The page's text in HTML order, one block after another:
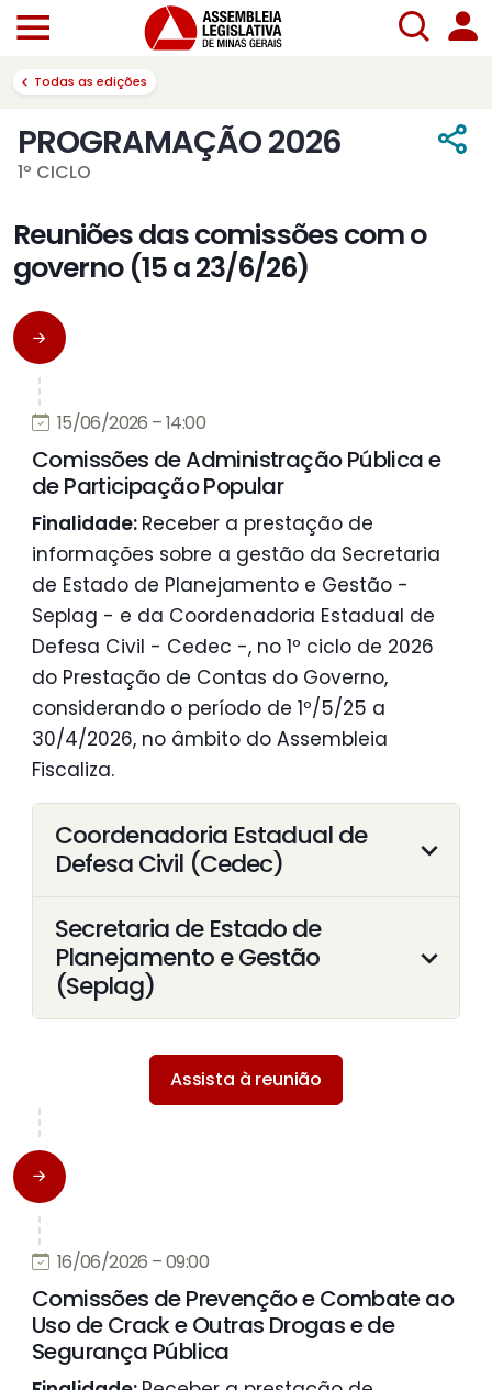
Todas as edições
PROGRAMAÇÃO 2026
1º CICLO
Reuniões das comissões com o
governo (15 a 23/6/26)
15/06/2026 – 14:00
Comissões de Administração Pública e
de Participação Popular
Finalidade: Receber a prestação de
informações sobre a gestão da Secretaria
de Estado de Planejamento e Gestão -
Seplag - e da Coordenadoria Estadual de
Defesa Civil - Cedec -, no 1º ciclo de 2026
do Prestação de Contas do Governo,
considerando o período de 1º/5/25 a
30/4/2026, no âmbito do Assembleia
Fiscaliza.
Coordenadoria Estadual de
Defesa Civil (Cedec)
Secretaria de Estado de
Planejamento e Gestão
(Seplag)
Assista à reunião
16/06/2026 – 09:00
Comissões de Prevenção e Combate ao
Uso de Crack e Outras Drogas e de
Segurança Pública